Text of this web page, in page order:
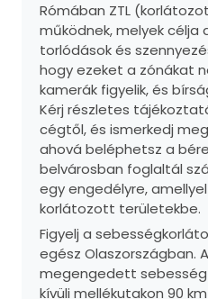
Rómában ZTL
működnek, melyek célja
torlódások és
hogy ezeket a zónákat
kamerák figyelik, és
Kérj részletes
cégtől, és ismerkedj
ahová beléphetsz a
belvárosban foglaltál
egy engedélyre,
korlátozott területekbe.
Figyelj a
egész Olaszországban.
megengedett sebesség
kívüli mellékutakon 90